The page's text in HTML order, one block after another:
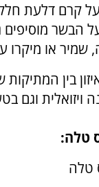
קרם דלעת
מוסיפים
או מיקרו
בין
ויזואלית וגם
טלה: